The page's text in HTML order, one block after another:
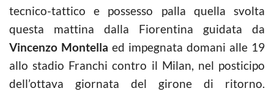
tecnico-tattico e possesso palla quella svolta
questa mattina dalla Fiorentina guidata da
Vincenzo Montella ed impegnata domani alle 19
allo stadio Franchi contro il Milan, nel posticipo
dell’ottava giornata del girone di ritorno.